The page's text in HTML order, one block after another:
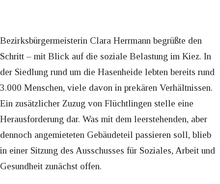
Bezirksbürgermeisterin Clara Herrmann begrüßte den
Schritt – mit Blick auf die soziale Belastung im Kiez. In
der Siedlung rund um die Hasenheide lebten bereits rund
3.000 Menschen, viele davon in prekären Verhältnissen.
Ein zusätzlicher Zuzug von Flüchtlingen stelle eine
Herausforderung dar. Was mit dem leerstehenden, aber
dennoch angemieteten Gebäudeteil passieren soll, blieb
in einer Sitzung des Ausschusses für Soziales, Arbeit und
Gesundheit zunächst offen.